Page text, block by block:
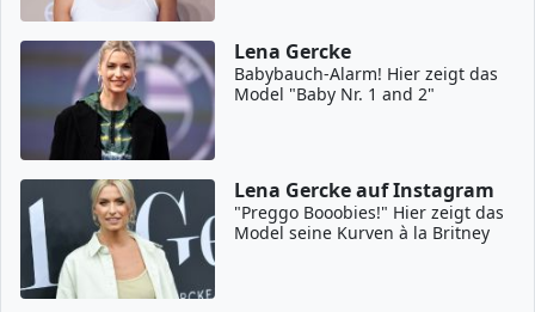
Lena Gercke
Babybauch-Alarm! Hier zeigt das
Model "Baby Nr. 1 and 2"
Lena Gercke auf Instagram
"Preggo Booobies!" Hier zeigt das
Model seine Kurven à la Britney